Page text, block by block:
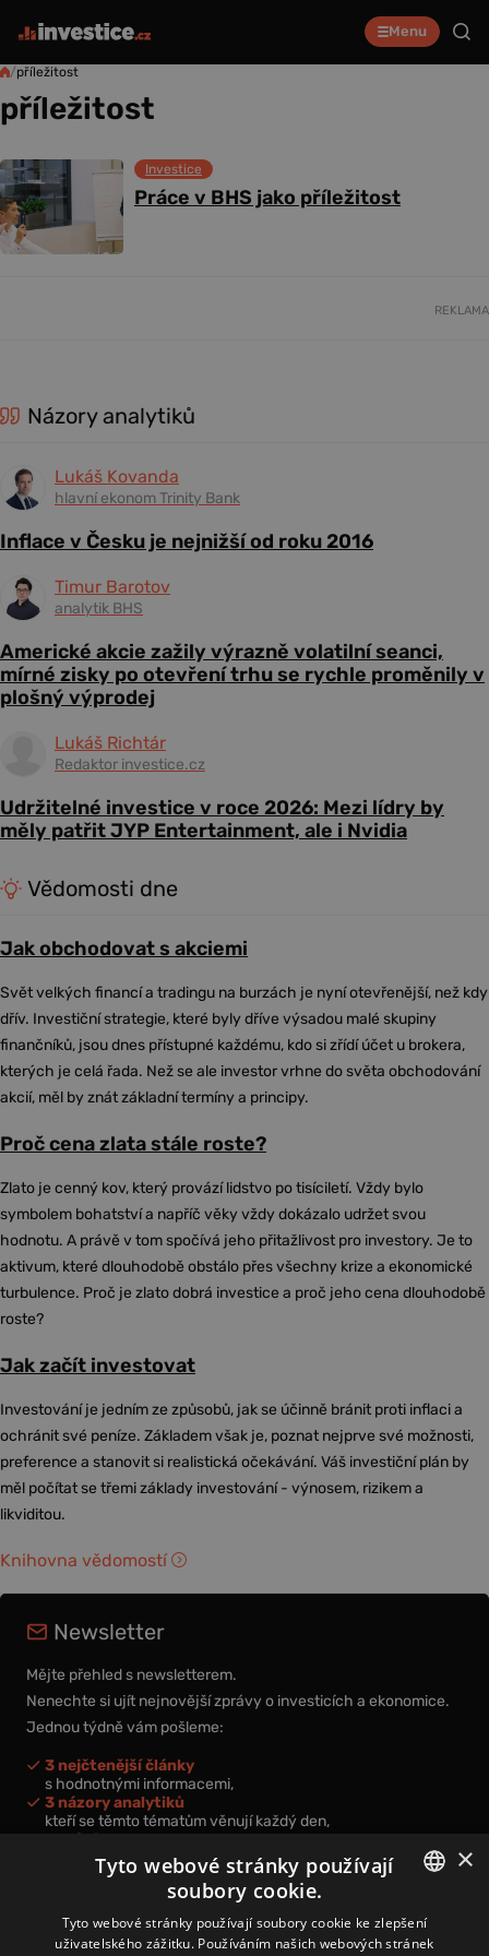
Menu
/příležitost
příležitost
Práce v BHS jako příležitost
Investice
REKLAMA
Názory analytiků
Lukáš Kovanda
hlavní ekonom Trinity Bank
Inflace v Česku je nejnižší od roku 2016
Timur Barotov
analytik BHS
Americké akcie zažily výrazně volatilní seanci,
mírné zisky po otevření trhu se rychle proměnily v
plošný výprodej
Lukáš Richtár
Redaktor investice.cz
Udržitelné investice v roce 2026: Mezi lídry by
měly patřit JYP Entertainment, ale i Nvidia
Vědomosti dne
Jak obchodovat s akciemi
Svět velkých financí a tradingu na burzách je nyní otevřenější, než kdy
dřív. Investiční strategie, které byly dříve výsadou malé skupiny
finančníků, jsou dnes přístupné každému, kdo si zřídí účet u brokera,
kterých je celá řada. Než se ale investor vrhne do světa obchodování
akcií, měl by znát základní termíny a principy.
Proč cena zlata stále roste?
Zlato je cenný kov, který provází lidstvo po tisíciletí. Vždy bylo
symbolem bohatství a napříč věky vždy dokázalo udržet svou
hodnotu. A právě v tom spočívá jeho přitažlivost pro investory. Je to
aktivum, které dlouhodobě obstálo přes všechny krize a ekonomické
turbulence. Proč je zlato dobrá investice a proč jeho cena dlouhodobě
roste?
Jak začít investovat
Investování je jedním ze způsobů, jak se účinně bránit proti inflaci a
ochránit své peníze. Základem však je, poznat nejprve své možnosti,
preference a stanovit si realistická očekávání. Váš investiční plán by
měl počítat se třemi základy investování - výnosem, rizikem a
likviditou.
Knihovna vědomostí
Newsletter
Mějte přehled s newsletterem.
Nenechte si ujít nejnovější zprávy o investicích a ekonomice.
Jednou týdně vám pošleme:
3 nejčtenější články
s hodnotnými informacemi,
3 názory analytiků
kteří se těmto tématům věnují každý den,
k prohloubení vašich znalostí.
CZECH
×
Tyto webové stránky používají
soubory cookie.
Tyto webové stránky používají soubory cookie ke zlepšení
uživatelského zážitku. Používáním našich webových stránek